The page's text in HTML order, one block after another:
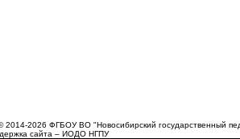
2014-2026 ФГБОУ ВО "Новосибирский государственный
сайта – ИОДО НГПУ